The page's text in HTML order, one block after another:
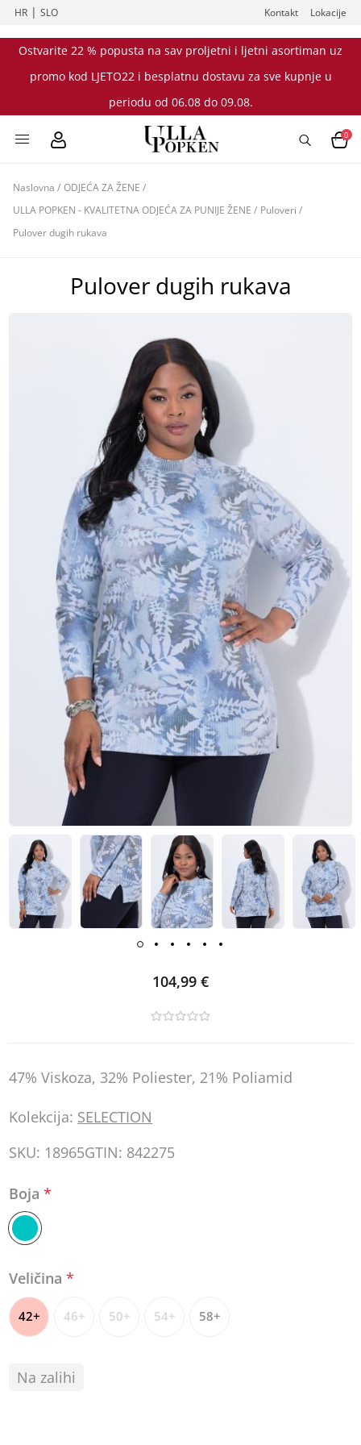
HR |SLO Kontakt Lokacije
Ostvarite 22 % popusta na sav proljetni i ljetni asortiman uz
promo kod LJETO22 i besplatnu dostavu za sve kupnje u
periodu od 06.08 do 09.08.
0
Naslovna / ODJEĆA ZA ŽENE /
ULLA POPKEN - KVALITETNA ODJEĆA ZA PUNIJE ŽENE / Puloveri /
Pulover dugih rukava
Pulover dugih rukava
104,99 €
47% Viskoza, 32% Poliester, 21% Poliamid
Kolekcija: SELECTION
SKU: 18965GTIN: 842275
Boja*
Veličina*
42+ 46+ 50+ 54+ 58+
Na zalihi